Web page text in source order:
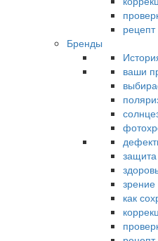
рецепт
Бренды
ваши
зрение
как